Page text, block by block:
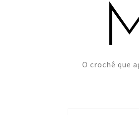
O crochê que